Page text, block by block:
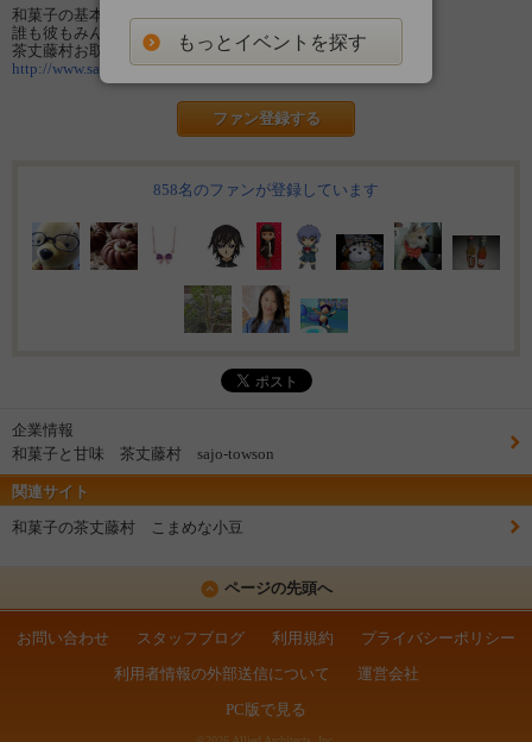
和菓子の基本の小豆をもっとも美味しいカタチでご提案。
誰も彼もみんな和菓子好きにしちゃいます。
茶丈藤村お取り寄せサイト【こまめな小豆】
http://www.sajo-towson.jp
ファン登録する
858名のファンが登録しています
企業情報
和菓子と甘味 茶丈藤村 sajo-towson
関連サイト
和菓子の茶丈藤村 こまめな小豆
もっとイベントを探す
ページの先頭へ
お問い合わせ スタッフブログ 利用規約
プライバシーポリシー
利用者情報の外部送信について
運営会社
PC版で見る